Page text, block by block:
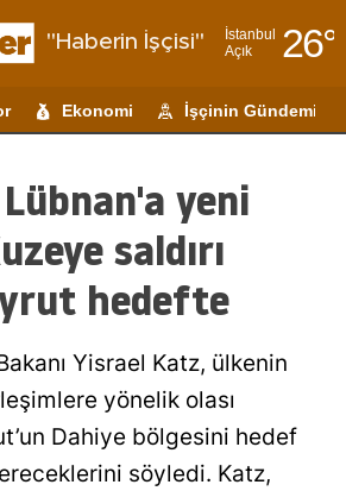
"Haberin İşçisi"
İstanbul
Açık
26°
Adıyaman
Antalya
Aydın
Ekonomi İşçinin Gündemi
yeni
saldırı
hedefte
Yisrael Katz, ülkenin
yönelik olası
Dahiye bölgesini hedef
söyledi. Katz,